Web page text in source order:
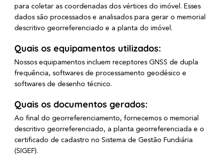
para coletar as coordenadas dos vértices do imóvel. Esses
dados são processados e analisados para gerar o memorial
descritivo georreferenciado e a planta do imóvel.
Quais os equipamentos utilizados:
Nossos equipamentos incluem receptores GNSS de dupla
frequência, softwares de processamento geodésico e
softwares de desenho técnico.
Quais os documentos gerados:
Ao final do georreferenciamento, fornecemos o memorial
descritivo georreferenciado, a planta georreferenciada e o
certificado de cadastro no Sistema de Gestão Fundiária
(SIGEF).